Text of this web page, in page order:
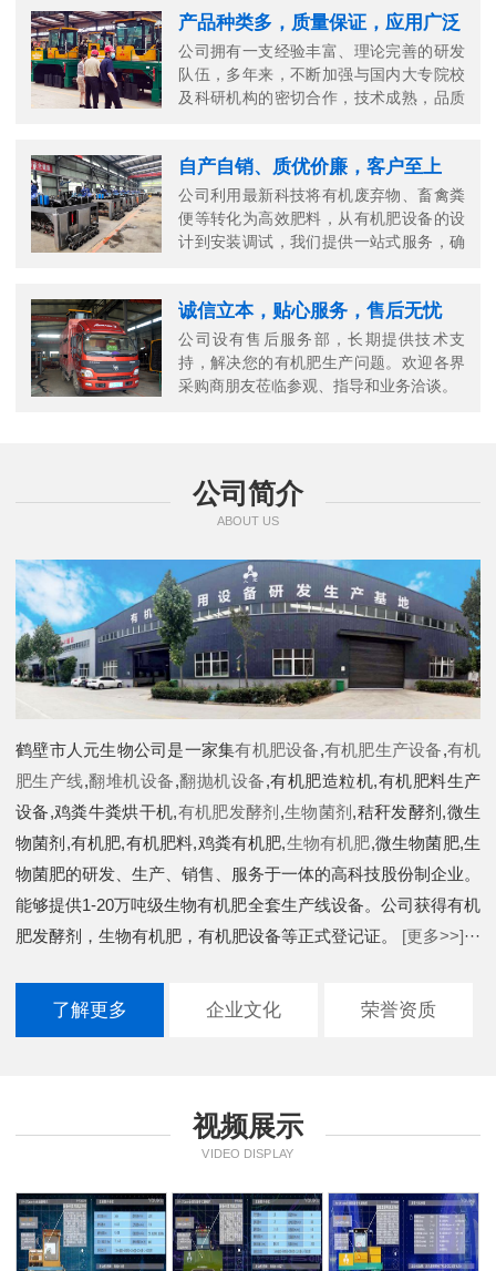
产品种类多，质量保证，应用广泛
公司拥有一支经验丰富、理论完善的研发
队伍，多年来，不断加强与国内大专院校
及科研机构的密切合作，技术成熟，品质
自产自销、质优价廉，客户至上
公司利用最新科技将有机废弃物、畜禽粪
便等转化为高效肥料，从有机肥设备的设
计到安装调试，我们提供一站式服务，确
诚信立本，贴心服务，售后无忧
公司设有售后服务部，长期提供技术支
持，解决您的有机肥生产问题。欢迎各界
采购商朋友莅临参观、指导和业务洽谈。
公司简介
ABOUT US
鹤壁市人元生物公司是一家集有机肥设备,有机肥生产设备,有机
肥生产线,翻堆机设备,翻抛机设备,有机肥造粒机,有机肥料生产
设备,鸡粪牛粪烘干机,有机肥发酵剂 ,生物菌剂 ,秸秆发酵剂,微生
物菌剂,有机肥,有机肥料,鸡粪有机肥,生物有机肥,微生物菌肥,生
物菌肥的研发、生产、销售、服务于一体的高科技股份制企业。
能够提供1-20万吨级生物有机肥全套生产线设备。公司获得有机
肥发酵剂，生物有机肥，有机肥设备等正式登记证。
[更多>>]···
了解更多 企业文化 荣誉资质
视频展示
VIDEO DISPLAY